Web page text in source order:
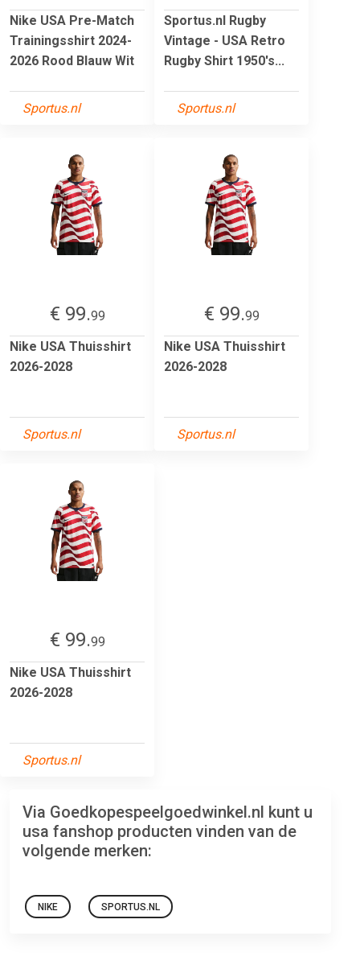
Nike USA Pre-Match
Trainingsshirt 2024-
2026 Rood Blauw Wit
Sportus.nl
Sportus.nl Rugby
Vintage - USA Retro
Rugby Shirt 1950's...
Sportus.nl
€ 99.99
Nike USA Thuisshirt
2026-2028
Sportus.nl
€ 99.99
Nike USA Thuisshirt
2026-2028
Sportus.nl
€ 99.99
Nike USA Thuisshirt
2026-2028
Sportus.nl
Via Goedkopespeelgoedwinkel.nl kunt u
usa fanshop producten vinden van de
volgende merken:
NIKE SPORTUS.NL